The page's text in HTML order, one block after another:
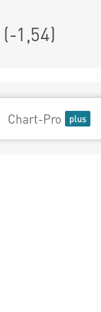
(-1,54)
Chart-Pro